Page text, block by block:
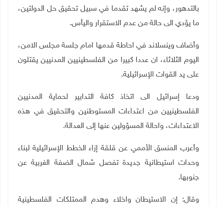
بالتدهور، وإنه لم يشهد تقدما في سبيل تحقيق حل الدولتين،
ما يؤدي الى حالة من عدم الاستقرار واليأس.
وأضاف وينسلاند في احاطة قدمها امام جلسة مجلس الامن،
اليوم الثلاثاء، ان عددا كبيرا من الفلسطينيين المدنيين يقتلون
على يد القوات الإسرائيلية.
ودعا إسرائيل الى اتخاذ كافة التدابير لحماية المدنيين
الفلسطينيين من اعتداءات المستوطنين والتحقيق في هذه
الاعتداءات، واحالة المسؤولين عنها إلى العدالة.
وأعرب المنسق الأممي عن قلقة إزاء الخطط الإسرائيلية لبناء
وحدات استيطانية جديدة تفصل شمال الضفة الغربية عن
جنوبها.
وقال: إن الاستيطان واخلاء وهدم الممتلكات الفلسطينية